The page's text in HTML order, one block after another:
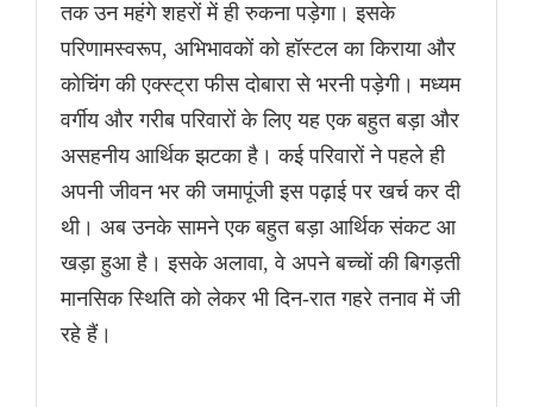
तक उन महंगे शहरों में ही रुकना पड़ेगा। इसके
परिणामस्वरूप, अभिभावकों को हॉस्टल का किराया और
कोचिंग की एक्स्ट्रा फीस दोबारा से भरनी पड़ेगी। मध्यम
वर्गीय और गरीब परिवारों के लिए यह एक बहुत बड़ा और
असहनीय आर्थिक झटका है। कई परिवारों ने पहले ही
अपनी जीवन भर की जमापूंजी इस पढ़ाई पर खर्च कर दी
थी। अब उनके सामने एक बहुत बड़ा आर्थिक संकट आ
खड़ा हुआ है। इसके अलावा, वे अपने बच्चों की बिगड़ती
मानसिक स्थिति को लेकर भी दिन-रात गहरे तनाव में जी
रहे हैं।